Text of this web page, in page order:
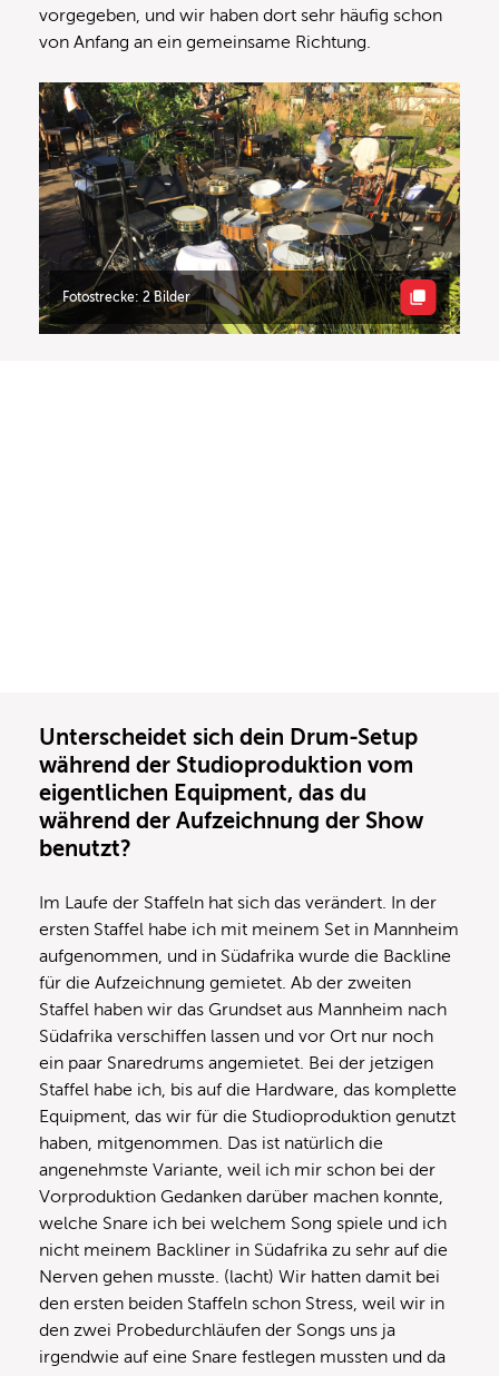
vorgegeben, und wir haben dort sehr häufig schon
von Anfang an ein gemeinsame Richtung.
Fotostrecke: 2 Bilder
Unterscheidet sich dein Drum-Setup
während der Studioproduktion vom
eigentlichen Equipment, das du
während der Aufzeichnung der Show
benutzt?
Im Laufe der Staffeln hat sich das verändert. In der
ersten Staffel habe ich mit meinem Set in Mannheim
aufgenommen, und in Südafrika wurde die Backline
für die Aufzeichnung gemietet. Ab der zweiten
Staffel haben wir das Grundset aus Mannheim nach
Südafrika verschiffen lassen und vor Ort nur noch
ein paar Snaredrums angemietet. Bei der jetzigen
Staffel habe ich, bis auf die Hardware, das komplette
Equipment, das wir für die Studioproduktion genutzt
haben, mitgenommen. Das ist natürlich die
angenehmste Variante, weil ich mir schon bei der
Vorproduktion Gedanken darüber machen konnte,
welche Snare ich bei welchem Song spiele und ich
nicht meinem Backliner in Südafrika zu sehr auf die
Nerven gehen musste. (lacht) Wir hatten damit bei
den ersten beiden Staffeln schon Stress, weil wir in
den zwei Probedurchläufen der Songs uns ja
irgendwie auf eine Snare festlegen mussten und da